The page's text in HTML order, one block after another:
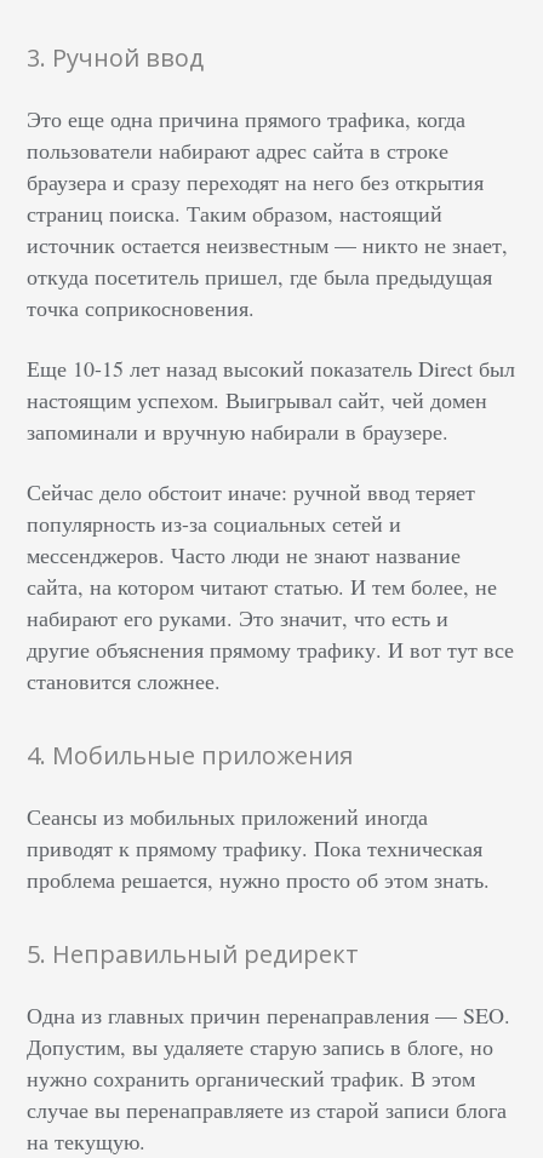
3. Ручной ввод
Это еще одна причина прямого трафика, когда
пользователи набирают адрес сайта в строке
браузера и сразу переходят на него без открытия
страниц поиска. Таким образом, настоящий
источник остается неизвестным — никто не знает,
откуда посетитель пришел, где была предыдущая
точка соприкосновения.
Еще 10-15 лет назад высокий показатель Direct был
настоящим успехом. Выигрывал сайт, чей домен
запоминали и вручную набирали в браузере.
Сейчас дело обстоит иначе: ручной ввод теряет
популярность из-за социальных сетей и
мессенджеров. Часто люди не знают название
сайта, на котором читают статью. И тем более, не
набирают его руками. Это значит, что есть и
другие объяснения прямому трафику. И вот тут все
становится сложнее.
4. Мобильные приложения
Сеансы из мобильных приложений иногда
приводят к прямому трафику. Пока техническая
проблема решается, нужно просто об этом знать.
5. Неправильный редирект
Одна из главных причин перенаправления — SEO.
Допустим, вы удаляете старую запись в блоге, но
нужно сохранить органический трафик. В этом
случае вы перенаправляете из старой записи блога
на текущую.